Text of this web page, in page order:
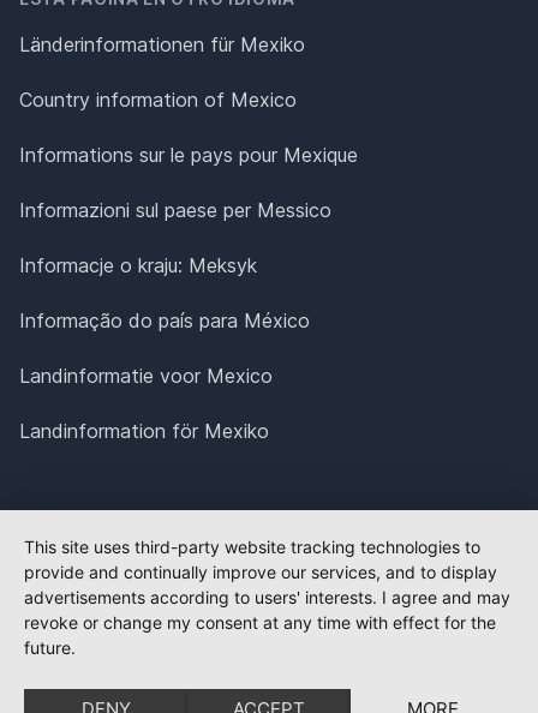
Länderinformationen für Mexiko
Country information of Mexico
Informations sur le pays pour Mexique
Informazioni sul paese per Messico
Informacje o kraju: Meksyk
Informação do país para México
Landinformatie voor Mexico
Landinformation för Mexiko
This site uses third-party website tracking technologies to
provide and continually improve our services, and to display
advertisements according to users' interests. I agree and may
revoke or change my consent at any time with effect for the
future.